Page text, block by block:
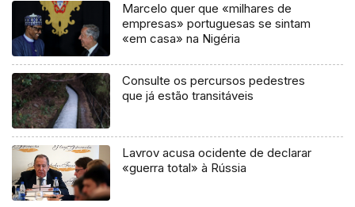
Marcelo quer que «milhares de
empresas» portuguesas se sintam
«em casa» na Nigéria
Consulte os percursos pedestres
que já estão transitáveis
Lavrov acusa ocidente de declarar
«guerra total» à Rússia